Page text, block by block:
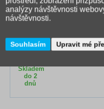
Pouzdro široké + elastic
Skladem
do 2
dnů
analýzy návštěvnosti
návštěvnosti.
Souhlasím Upravit mé